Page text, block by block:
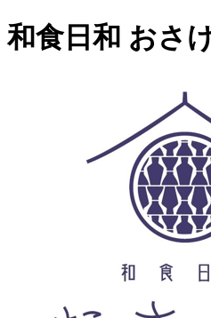
和食日和 おさ